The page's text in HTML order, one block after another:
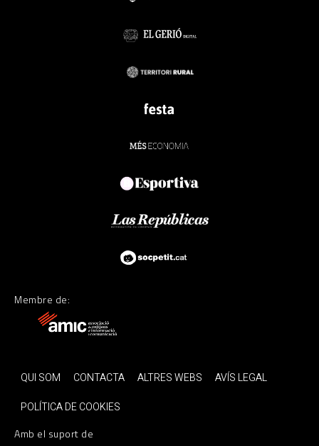
Membre de:
QUI SOM CONTACTA ALTRES WEBS
AVÍS LEGAL
POLÍTICA DE COOKIES
Amb el suport de